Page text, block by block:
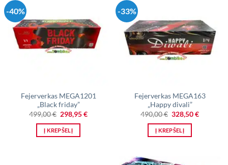
-40%
Fejerverkas MEGA1201
„Black friday”
499,00€ Original
price
was:
499,00 €.
298,95€Current
Į KREPŠELĮ
-33%
Fejerverkas MEGA163
„Happy divali”
490,00€ Original
price
was:
490,00 €.
328,50€Current
Į KREPŠELĮ